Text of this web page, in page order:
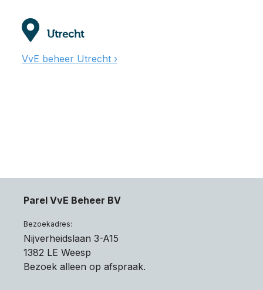
Utrecht
VvE beheer Utrecht ›
Parel VvE Beheer BV
Bezoekadres:
Nijverheidslaan 3-A15
1382 LE Weesp
Bezoek alleen op afspraak.